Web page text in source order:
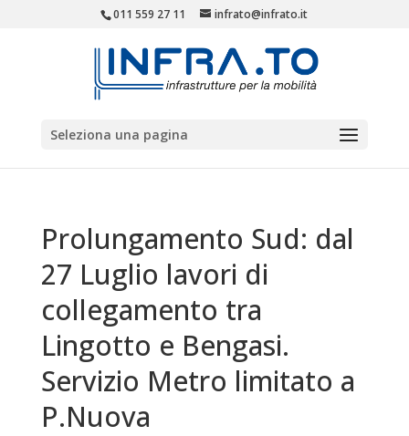
011 559 27 11 infrato@infrato.it
Seleziona una pagina
Prolungamento Sud: dal
27 Luglio lavori di
collegamento tra
Lingotto e Bengasi.
Servizio Metro limitato a
P.Nuova